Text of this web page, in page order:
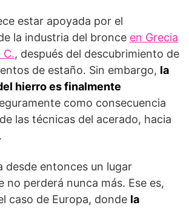
estar apoyada por el
la industria del bronce en Grecia
C., después del descubrimiento de
de estaño. Sin embargo, la
hierro es finalmente
como consecuencia
las técnicas del acerado, hacia
desde entonces un lugar
no perderá nunca más. Ese es,
caso de Europa, donde la